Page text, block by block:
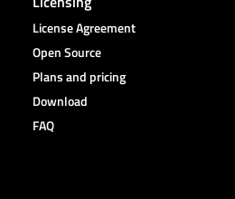
License Agreement
Open Source
Plans and pricing
Download
FAQ